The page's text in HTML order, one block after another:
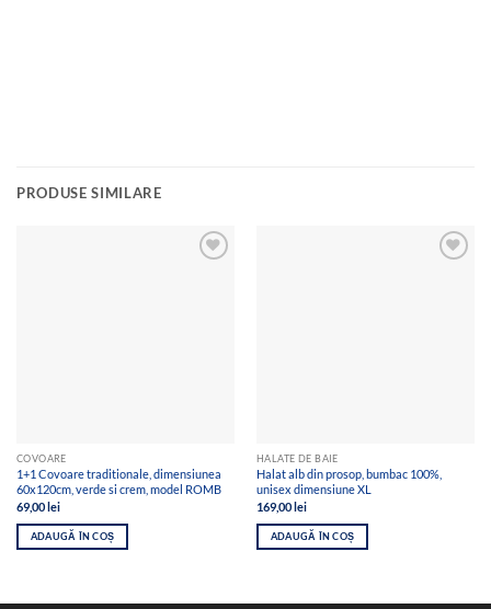
PRODUSE SIMILARE
COVOARE
1+1 Covoare traditionale, dimensiunea
60x120cm, verde si crem, model ROMB
69,00 lei
ADAUGĂ ÎN COȘ
HALATE DE BAIE
Halat alb din prosop, bumbac 100%,
unisex dimensiune XL
169,00 lei
ADAUGĂ ÎN COȘ